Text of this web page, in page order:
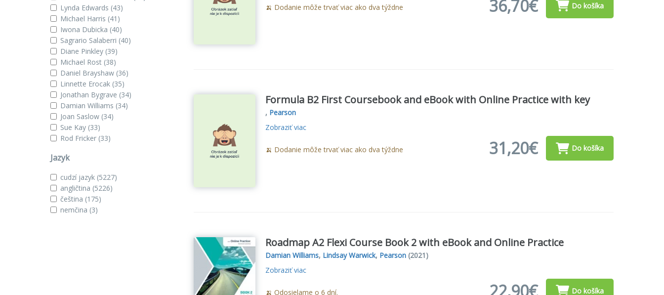
Lynda Edwards (43)
Michael Harris (41)
Iwona Dubicka (40)
Sagrario Salaberri (40)
Diane Pinkley (39)
Michael Rost (38)
Daniel Brayshaw (36)
Linnette Erocak (35)
Jonathan Bygrave (34)
Damian Williams (34)
Joan Saslow (34)
Sue Kay (33)
Rod Fricker (33)
Jazyk
cudzí jazyk (5227)
angličtina (5226)
čeština (175)
nemčina (3)
🍌 Dodanie môže trvať viac ako dva týždne 36,70€ Do košíka
Formula B2 First Coursebook and eBook with Online Practice with key
, Pearson
Zobraziť viac
🍌 Dodanie môže trvať viac ako dva týždne 31,20€ Do košíka
Roadmap A2 Flexi Course Book 2 with eBook and Online Practice
Damian Williams, Lindsay Warwick, Pearson(2021)
Zobraziť viac
🍌 Odosielame o 6 dní. 22,90€ Do košíka